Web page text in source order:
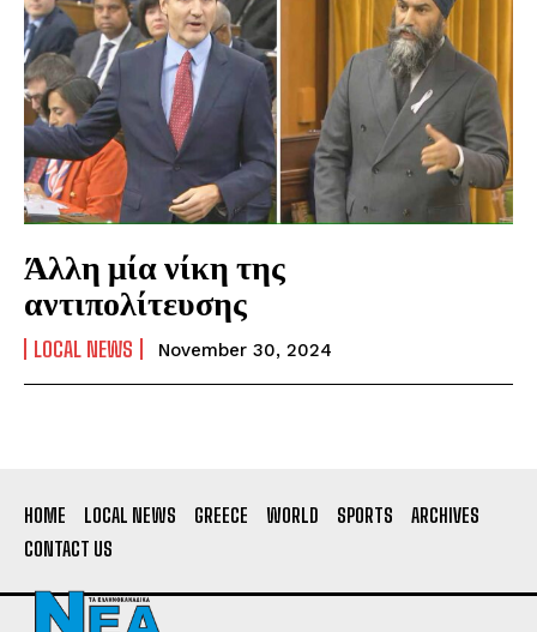
Άλλη μία νίκη της
αντιπολίτευσης
LOCAL NEWS November 30, 2024
HOME LOCAL NEWS GREECE WORLD SPORTS
ARCHIVES
CONTACT US